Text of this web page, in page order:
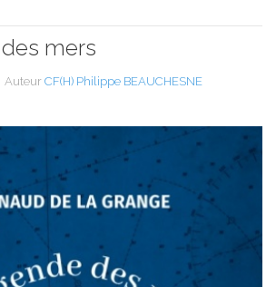
mers
Auteur CF(H) Philippe BEAUCHESNE